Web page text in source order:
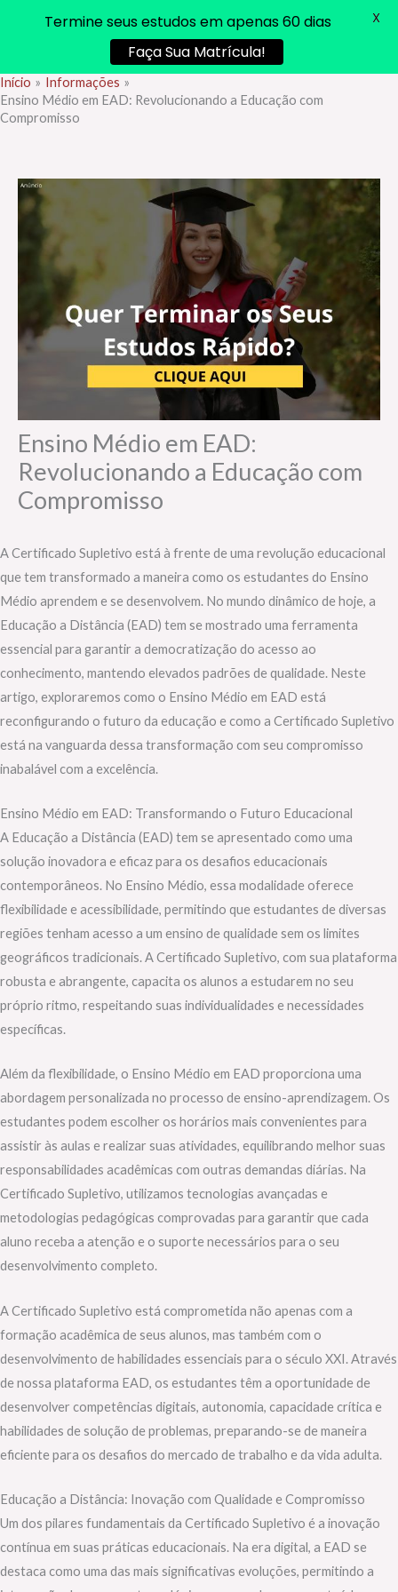
Ir
para
Início
Informações
Ensino Médio em EAD: Revolucionando a Educação com
Compromisso
Ensino Médio em EAD:
Revolucionando a Educação com
Compromisso
A Certificado Supletivo está à frente de uma revolução educacional
que tem transformado a maneira como os estudantes do Ensino
Médio aprendem e se desenvolvem. No mundo dinâmico de hoje, a
Educação a Distância (EAD) tem se mostrado uma ferramenta
essencial para garantir a democratização do acesso ao
conhecimento, mantendo elevados padrões de qualidade. Neste
artigo, exploraremos como o Ensino Médio em EAD está
reconfigurando o futuro da educação e como a Certificado Supletivo
está na vanguarda dessa transformação com seu compromisso
inabalável com a excelência.
Ensino Médio em EAD: Transformando o Futuro Educacional
A Educação a Distância (EAD) tem se apresentado como uma
solução inovadora e eficaz para os desafios educacionais
contemporâneos. No Ensino Médio, essa modalidade oferece
flexibilidade e acessibilidade, permitindo que estudantes de diversas
regiões tenham acesso a um ensino de qualidade sem os limites
geográficos tradicionais. A Certificado Supletivo, com sua plataforma
robusta e abrangente, capacita os alunos a estudarem no seu
próprio ritmo, respeitando suas individualidades e necessidades
específicas.
Além da flexibilidade, o Ensino Médio em EAD proporciona uma
abordagem personalizada no processo de ensino-aprendizagem. Os
estudantes podem escolher os horários mais convenientes para
assistir às aulas e realizar suas atividades, equilibrando melhor suas
responsabilidades acadêmicas com outras demandas diárias. Na
Certificado Supletivo, utilizamos tecnologias avançadas e
metodologias pedagógicas comprovadas para garantir que cada
aluno receba a atenção e o suporte necessários para o seu
desenvolvimento completo.
A Certificado Supletivo está comprometida não apenas com a
formação acadêmica de seus alunos, mas também com o
desenvolvimento de habilidades essenciais para o século XXI. Através
de nossa plataforma EAD, os estudantes têm a oportunidade de
desenvolver competências digitais, autonomia, capacidade crítica e
habilidades de solução de problemas, preparando-se de maneira
eficiente para os desafios do mercado de trabalho e da vida adulta.
Educação a Distância: Inovação com Qualidade e Compromisso
Um dos pilares fundamentais da Certificado Supletivo é a inovação
contínua em suas práticas educacionais. Na era digital, a EAD se
destaca como uma das mais significativas evoluções, permitindo a
Termine seus estudos em apenas 60 dias
Faça Sua Matrícula!
X